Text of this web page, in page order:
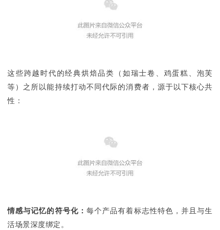
这些跨越时代的经典烘焙品类（如瑞士卷、鸡蛋糕、泡芙
等）之所以能持续打动不同代际的消费者，源于以下核心共
性：
情感与记忆的符号化： 每个产品有着标志性特色，并且与生
活场景深度绑定。